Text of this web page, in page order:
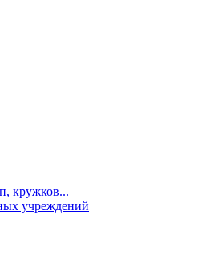
кружков...
учреждений